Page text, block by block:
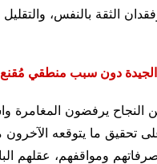
الثقة بالنفس،
دون سبب منطقي مُقنع
النجاح يرفضون المغامرة
تحقيق ما يتوقعه الآخرون
ومواقفهم، عقلهم